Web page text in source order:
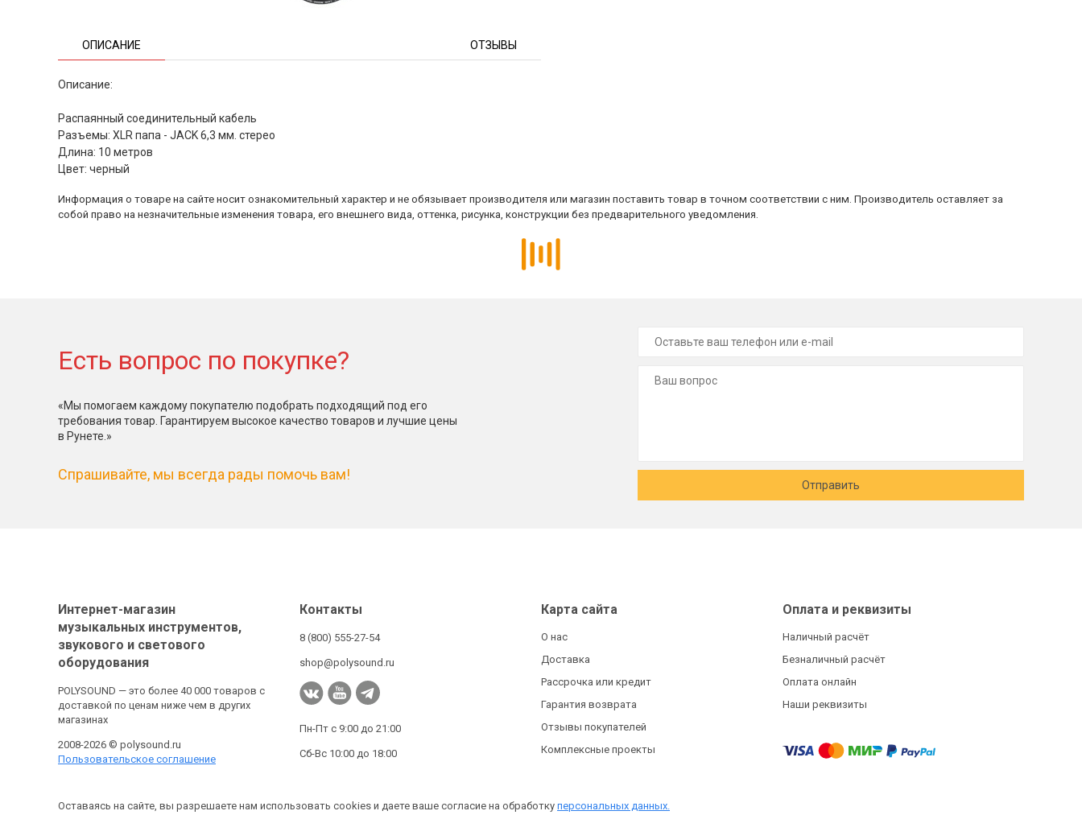
ОПИСАНИЕ ОТЗЫВЫ
Описание:
Распаянный соединительный кабель
Разъемы: XLR папа - JACK 6,3 мм. стерео
Длина: 10 метров
Цвет: черный
Информация о товаре на сайте носит ознакомительный характер и не обязывает производителя или магазин поставить товар в точном соответствии с ним. Производитель оставляет за
собой право на незначительные изменения товара, его внешнего вида, оттенка, рисунка, конструкции без предварительного уведомления.
Есть вопрос по покупке?
«Мы помогаем каждому покупателю подобрать подходящий под его
требования товар. Гарантируем высокое качество товаров и лучшие цены
в Рунете.»
Спрашивайте, мы всегда рады помочь вам!
Отправить
Интернет-магазин
музыкальных инструментов,
звукового и светового
оборудования
POLYSOUND — это более 40 000 товаров с
доставкой по ценам ниже чем в других
магазинах
2008-2026 © polysound.ru
Пользовательское соглашение
Контакты
8 (800) 555-27-54
shop@polysound.ru
Пн-Пт с 9:00 до 21:00
Сб-Вс 10:00 до 18:00
Карта сайта
О нас
Доставка
Рассрочка или кредит
Гарантия возврата
Отзывы покупателей
Комплексные проекты
Оплата и реквизиты
Наличный расчёт
Безналичный расчёт
Оплата онлайн
Наши реквизиты
Оставаясь на сайте, вы разрешаете нам использовать cookies и даете ваше согласие на обработку персональных данных.